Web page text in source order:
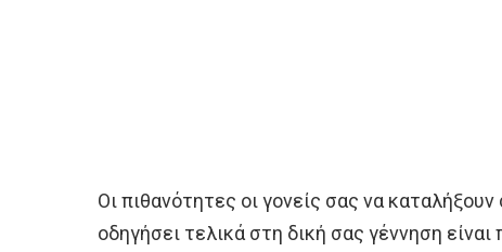
Οι πιθανότητες οι γονείς σας να
οδηγήσει τελικά στη δική σας γέννηση είναι